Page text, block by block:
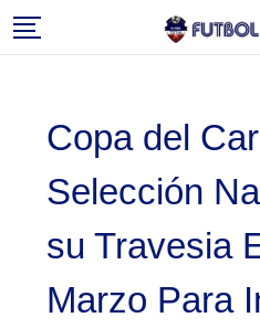
to
Copa del
Selección
su Travesia
Marzo Para